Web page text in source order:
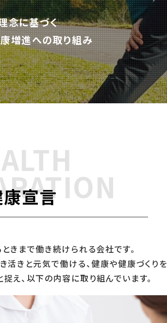
念に基づく
増進への取り組み
宣言
きまで働き続けられる会社です。
活きと元気で働ける、健康や健康づくりを
え、以下の内容に取り組んでいます。